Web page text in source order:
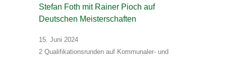
Stefan Foth mit Rainer Pioch auf
Deutschen Meisterschaften
15. Juni 2024
2 Qualifikationsrunden auf Kommunaler- und